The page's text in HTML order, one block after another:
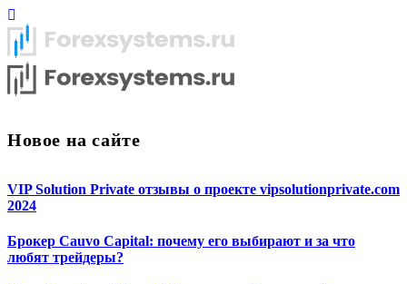
Новое на сайте
VIP Solution Private отзывы о проекте vipsolutionprivate.com
2024
Брокер Cauvo Capital: почему его выбирают и за что
любят трейдеры?